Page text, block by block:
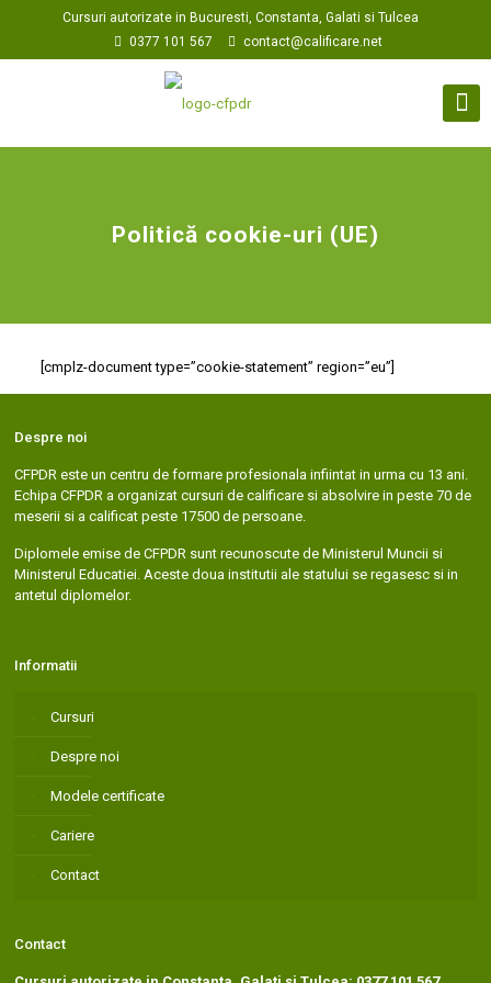
Cursuri autorizate in Bucuresti, Constanta, Galati si Tulcea
0377 101 567
contact@calificare.net
Politică cookie-uri (UE)
[cmplz-document type=”cookie-statement” region=”eu”]
Despre noi
CFPDR este un centru de formare profesionala infiintat in urma cu 13 ani.
Echipa CFPDR a organizat cursuri de calificare si absolvire in peste 70 de
meserii si a calificat peste 17500 de persoane.
Diplomele emise de CFPDR sunt recunoscute de Ministerul Muncii si
Ministerul Educatiei. Aceste doua institutii ale statului se regasesc si in
antetul diplomelor.
Informatii
Cursuri
Despre noi
Modele certificate
Cariere
Contact
Contact